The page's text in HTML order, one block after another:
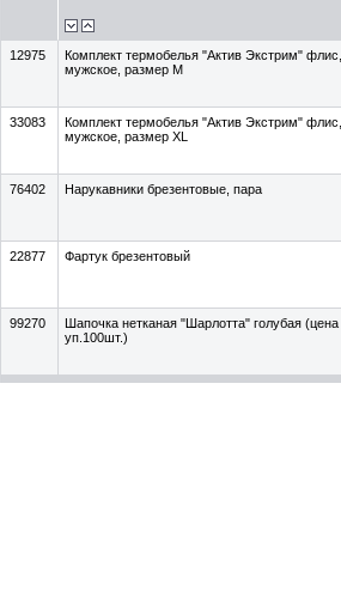
12975
Комплект термобелья "Актив Экстрим"
мужское, размер M
33083
Комплект термобелья "Актив Экстрим"
мужское, размер XL
76402 Нарукавники брезентовые, пара
22877 Фартук брезентовый
99270
Шапочка нетканая "Шарлотта" голубая (цена
уп.100шт.)